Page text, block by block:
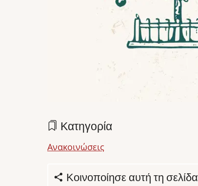
Κατηγορία
Ανακοινώσεις
Κοινοποίησε αυτή τη σελίδα